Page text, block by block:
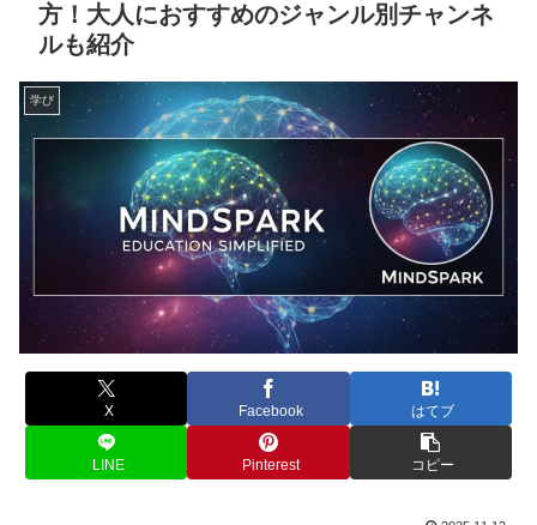
方！大人におすすめのジャンル別チャンネ
ルも紹介
学び
X Facebook はてブ
LINE Pinterest コピー